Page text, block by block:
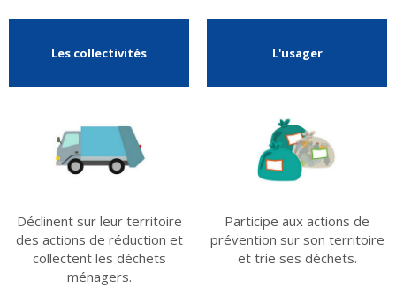
Les collectivités
Déclinent sur leur territoire
des actions de réduction et
collectent les déchets
ménagers.
L'usager
Participe aux actions de
prévention sur son territoire
et trie ses déchets.